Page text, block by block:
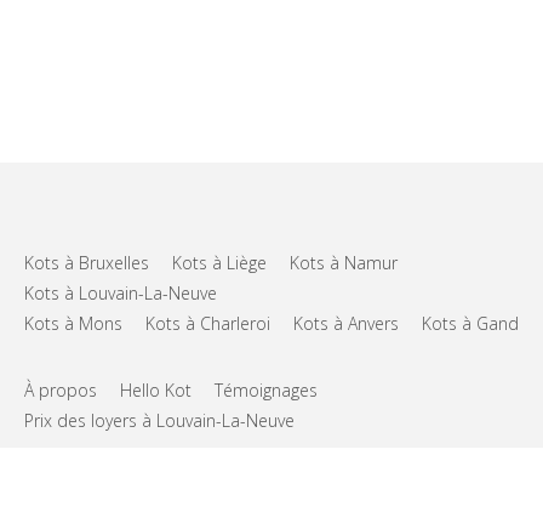
Kots à Bruxelles Kots à Liège
Kots à Namur
Kots à Louvain-La-Neuve
Kots à Mons
Kots à Charleroi Kots à Anvers Kots à Gand
À propos Hello Kot
Témoignages
Prix des loyers à Louvain-La-Neuve